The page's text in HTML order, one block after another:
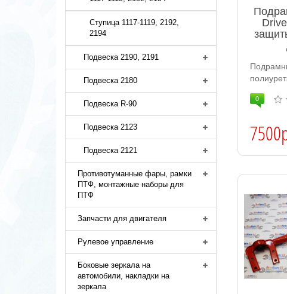
Ступица 1117-1119, 2192,
2194
Подвеска 2190, 2191
Подвеска 2180
Подвеска R-90
Подвеска 2123
Подвеска 2121
Противотуманные фары, рамки
ПТФ, монтажные наборы для
ПТФ
Запчасти для двигателя
Рулевое управление
Боковые зеркала на
автомобили, накладки на
зеркала
0